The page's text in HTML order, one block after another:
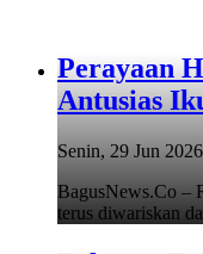
Perayaan
Antusias
Senin, 29 Jun
BagusNews.Co –
terus diwariskan